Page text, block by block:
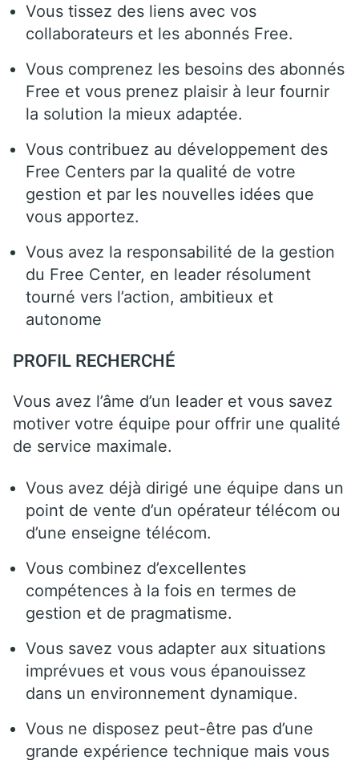
Vous tissez des liens avec vos
collaborateurs et les abonnés Free.
Vous comprenez les besoins des abonnés
Free et vous prenez plaisir à leur fournir
la solution la mieux adaptée.
Vous contribuez au développement des
Free Centers par la qualité de votre
gestion et par les nouvelles idées que
vous apportez.
Vous avez la responsabilité de la gestion
du Free Center, en leader résolument
tourné vers l’action, ambitieux et
autonome
PROFIL RECHERCHÉ
Vous avez l’âme d’un leader et vous savez
motiver votre équipe pour offrir une qualité
de service maximale.
Vous avez déjà dirigé une équipe dans un
point de vente d’un opérateur télécom ou
d’une enseigne télécom.
Vous combinez d’excellentes
compétences à la fois en termes de
gestion et de pragmatisme.
Vous savez vous adapter aux situations
imprévues et vous vous épanouissez
dans un environnement dynamique.
Vous ne disposez peut-être pas d’une
grande expérience technique mais vous